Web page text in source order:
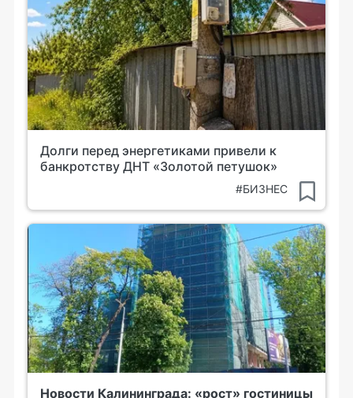
Долги перед энергетиками привели к
банкротству ДНТ «Золотой петушок»
#БИЗНЕС
Новости Калининграда: «рост» гостиницы